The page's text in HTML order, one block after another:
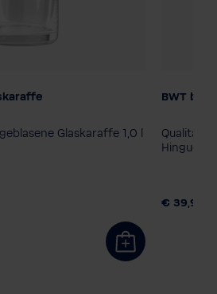
Glaskaraffe 1,0 l
BWT b
Qualität,
€ 39,90